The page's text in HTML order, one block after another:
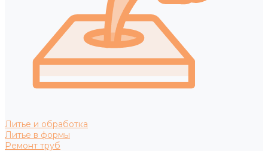
Литье и обработка
Литье в формы
Ремонт труб